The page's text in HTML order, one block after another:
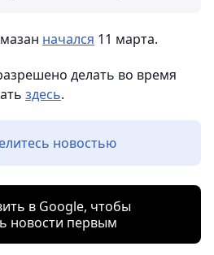
начался 11 марта.
делать во время
здесь.
новостью
в Google, чтобы
новости первым